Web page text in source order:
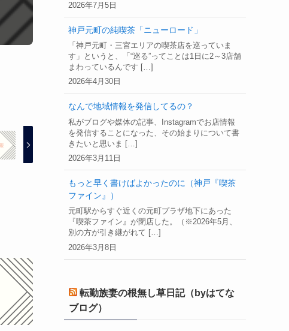
2026年7月5日
神戸元町の純喫茶「ニューロード」
2026年4月30日
「神戸元町・三宮エリアの喫茶店を巡っていま
す」というと、「“巡る”ってことは1日に2～3店舗
まわっているんです […]
なんで地域情報を発信してるの？
2026年3月11日
私がブログや媒体の記事、Instagramでお店情報
を発信することになった、その始まりについて書
きたいと思いま […]
もっと早く書けばよかったのに（神戸『喫茶
ファイン』）
2026年3月8日
元町駅からすぐ近くの元町プラザ地下にあった
『喫茶ファイン』が閉店した。（※2026年5月、
別の方が引き継がれて […]
転勤族妻の根無し草日記（byはてな
ブログ）